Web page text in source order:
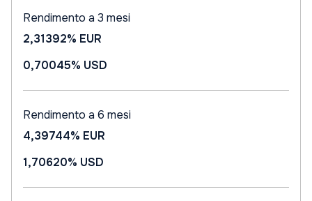
Rendimento a 3 mesi
2,31392% EUR
0,70045% USD
Rendimento a 6 mesi
4,39744% EUR
1,70620% USD